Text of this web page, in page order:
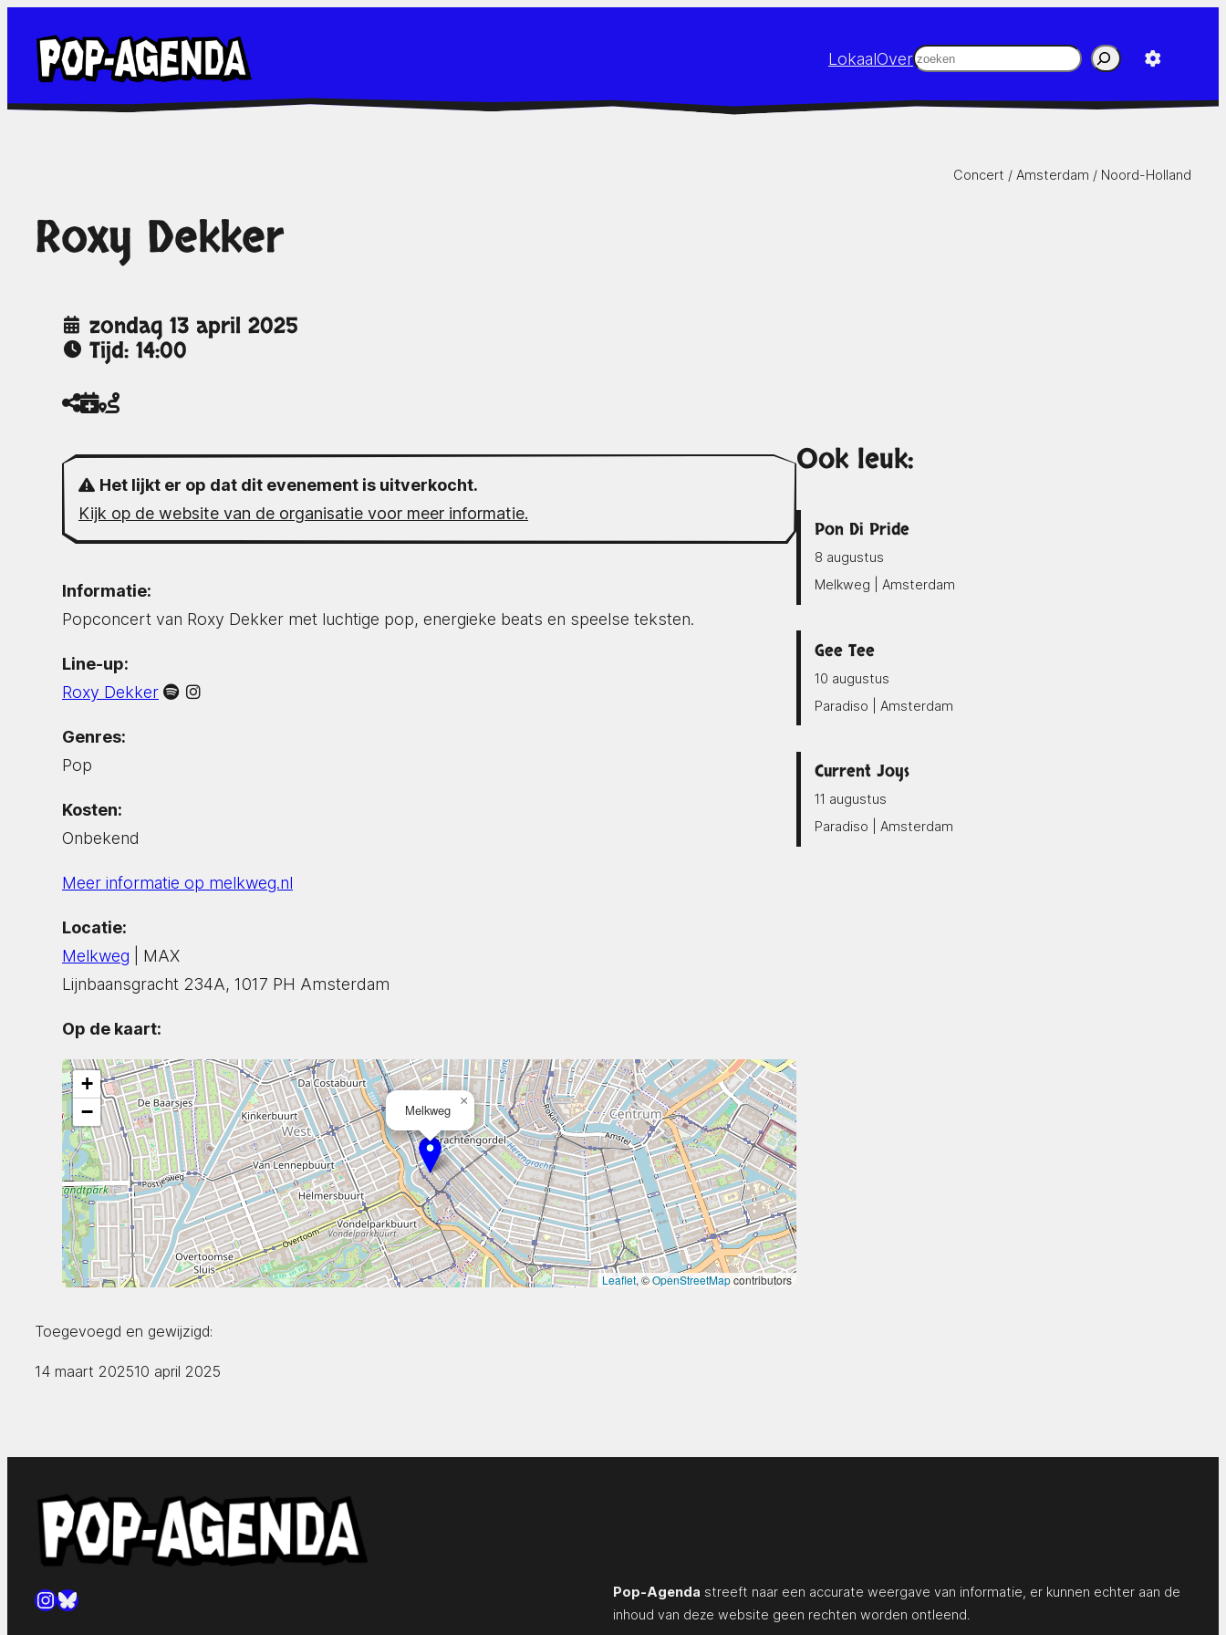
naar
inhoud
LokaalOverZoeken
Concert / Amsterdam / Noord-Holland
Roxy Dekker
zondag 13 april 2025
Tijd: 14:00
Het lijkt er op dat dit evenement is uitverkocht.
Kijk op de website van de organisatie voor meer informatie.
Informatie:
Popconcert van Roxy Dekker met luchtige pop, energieke beats en speelse teksten.
Line-up:
Roxy Dekker
Genres:
Pop
Kosten:
Onbekend
Meer informatie op melkweg.nl
Locatie:
Melkweg | MAX
Lijnbaansgracht 234A, 1017 PH Amsterdam
Op de kaart:
Melkweg
×
+
−
Leaflet, ©OpenStreetMapcontributors
Ook leuk:
Pon Di Pride
8 augustus
Melkweg | Amsterdam
Gee Tee
10 augustus
Paradiso | Amsterdam
Current Joys
11 augustus
Paradiso | Amsterdam
Toegevoegd en gewijzigd:
14 maart 202510 april 2025
Instagram
Bluesky Pop-Agenda streeft naar een accurate weergave van informatie, er kunnen echter aan de
inhoud van deze website geen rechten worden ontleend.